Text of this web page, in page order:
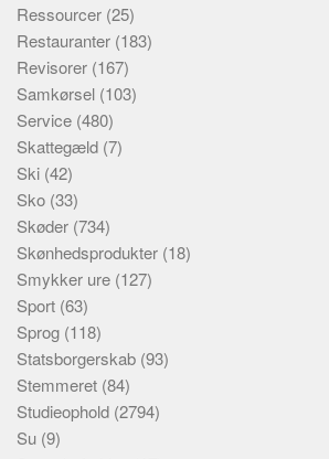
Ressourcer (25)
Restauranter (183)
Revisorer (167)
Samkørsel (103)
Service (480)
Skattegæld (7)
Ski (42)
Sko (33)
Skøder (734)
Skønhedsprodukter (18)
Smykker ure (127)
Sport (63)
Sprog (118)
Statsborgerskab (93)
Stemmeret (84)
Studieophold (2794)
Su (9)